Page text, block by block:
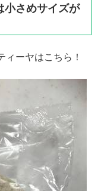
小さめサイズが
ーヤはこちら！